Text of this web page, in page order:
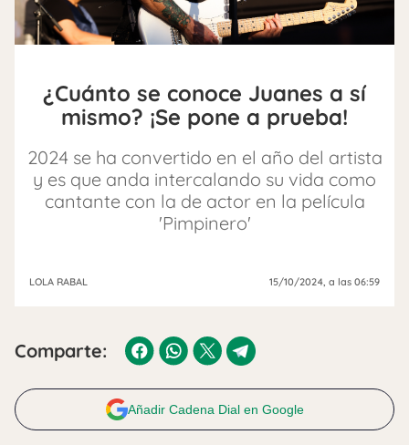
¿Cuánto se conoce Juanes a sí
mismo? ¡Se pone a prueba!
2024 se ha convertido en el año del artista
y es que anda intercalando su vida como
cantante con la de actor en la película
'Pimpinero'
LOLA RABAL 15/10/2024, a las 06:59
Comparte:
Añadir Cadena Dial en Google